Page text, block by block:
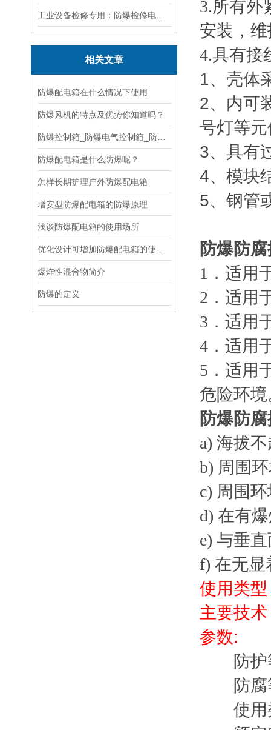
相关文章
防爆配电箱在什么情况下使用
防爆风机的特点及优势你知道吗？
防爆配电箱是什么防爆呢？
怎样长期护理户外防爆配电箱
增安型防爆配电箱的防爆原理
浅谈防爆配电箱的使用场所
爆炸性混合物简介
防爆的定义
3.所有外
安装，
4.具有接
1、壳体
2、内可
号灯等
3、具有
4、模块
5、钢管
防爆防
1．适用
2．适用
3．适用
4．适用
5．适用
危险环境
防爆防
a) 海拔
b) 周围
c) 周围
d) 在有
e) 与垂
f) 在无显
使用类型
主要技术
参数:
防护
防腐
使用